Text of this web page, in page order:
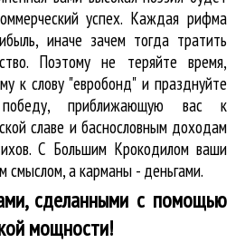
успех. Каждая рифма
иначе зачем тогда тратить
Поэтому не теряйте время,
к слову "евробонд" и празднуйте
приближающую вас к
славе и баснословным доходам
С Большим Крокодилом ваши
смыслом, а карманы - деньгами.
сделанными с помощью
мощности!